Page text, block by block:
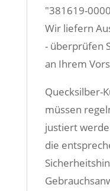
"381619-
Wir liefern
- überprüfen
an Ihrem
Quecksilber-
müssen
justiert
die